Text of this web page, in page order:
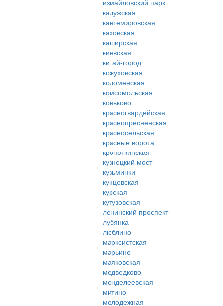
измайловский парк
калужская
кантемировская
каховская
каширская
киевская
китай-город
кожуховская
коломенская
комсомольская
коньково
красногвардейская
краснопресненская
красносельская
красные ворота
кропоткинская
кузнецкий мост
кузьминки
кунцевская
курская
кутузовская
ленинский проспект
лубянка
люблино
марксистская
марьино
маяковская
медведково
менделеевская
митино
молодежная